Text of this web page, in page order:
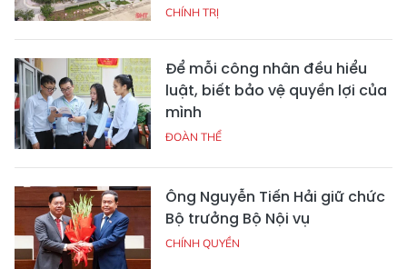
CHÍNH TRỊ
Để mỗi công nhân đều hiểu
luật, biết bảo vệ quyền lợi của
mình
ĐOÀN THỂ
Ông Nguyễn Tiến Hải giữ chức
Bộ trưởng Bộ Nội vụ
CHÍNH QUYỀN